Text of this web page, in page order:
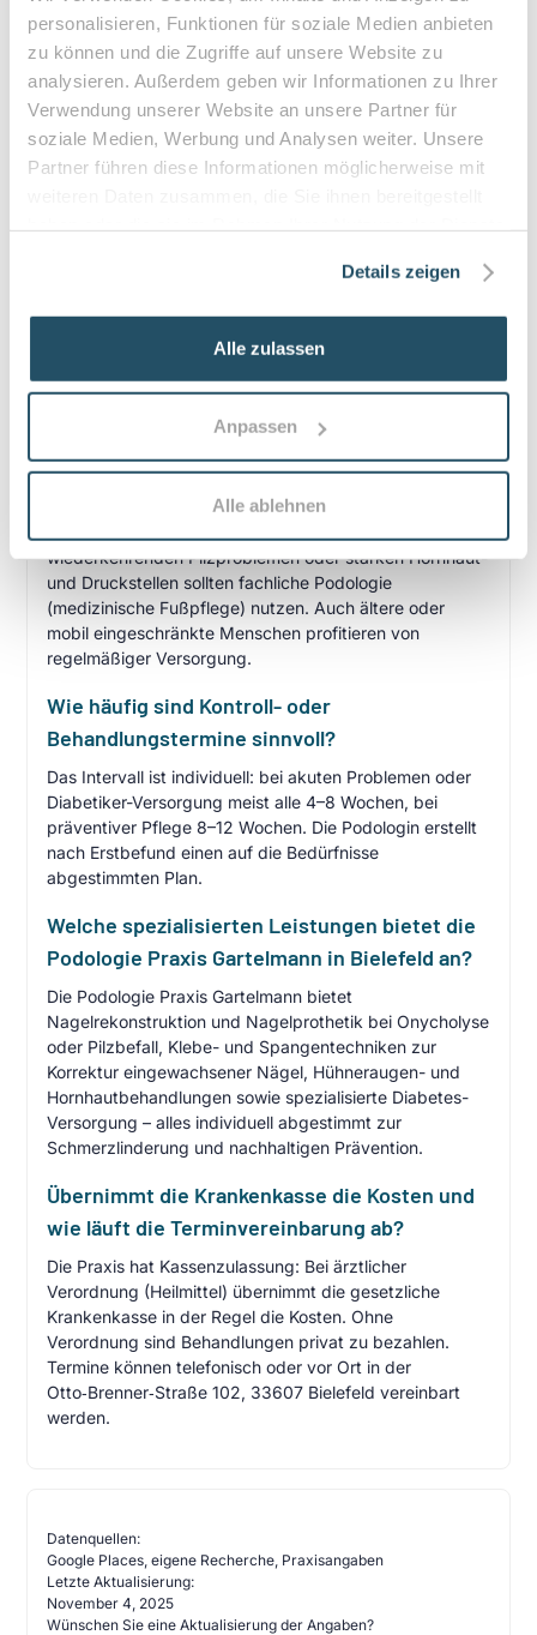
personalisieren, Funktionen für soziale Medien anbieten
zu können und die Zugriffe auf unsere Website zu
analysieren. Außerdem geben wir Informationen zu Ihrer
Verwendung unserer Website an unsere Partner für
soziale Medien, Werbung und Analysen weiter. Unsere
Partner führen diese Informationen möglicherweise mit
Details zeigen
Alle zulassen
Anpassen
Alle ablehnen
•Hausbesuche bei medizinischer Notwendigkeit
Häufige Fragen zum Praxisbesuch
Podologie (medizinische Fußpflege) ist eine
fachkundige, medizinisch orientierte Fußbehandlung zur
Vorbeugung und Behandlung von Fußproblemen wie
Nagelveränderungen, Hornhaut und Hühneraugen. Sie
Schmerzreduktion.
Wer sollte eine medizinische Fußpflege in
Anspruch nehmen?
Patient:innen mit Diabetes, Durchblutungs- oder
wiederkehrenden Pilzproblemen oder starken Hornhaut-
und Druckstellen sollten fachliche Podologie
(medizinische Fußpflege) nutzen. Auch ältere oder
mobil eingeschränkte Menschen profitieren von
regelmäßiger Versorgung.
Wie häufig sind Kontroll- oder
Behandlungstermine sinnvoll?
Das Intervall ist individuell: bei akuten Problemen oder
Diabetiker-Versorgung meist alle 4–8 Wochen, bei
präventiver Pflege 8–12 Wochen. Die Podologin erstellt
nach Erstbefund einen auf die Bedürfnisse
abgestimmten Plan.
Welche spezialisierten Leistungen bietet die
Podologie Praxis Gartelmann in Bielefeld an?
Die Podologie Praxis Gartelmann bietet
Nagelrekonstruktion und Nagelprothetik bei Onycholyse
oder Pilzbefall, Klebe- und Spangentechniken zur
Korrektur eingewachsener Nägel, Hühneraugen- und
Hornhautbehandlungen sowie spezialisierte Diabetes-
Versorgung – alles individuell abgestimmt zur
Schmerzlinderung und nachhaltigen Prävention.
Übernimmt die Krankenkasse die Kosten und
wie läuft die Terminvereinbarung ab?
Die Praxis hat Kassenzulassung: Bei ärztlicher
Verordnung (Heilmittel) übernimmt die gesetzliche
Krankenkasse in der Regel die Kosten. Ohne
Verordnung sind Behandlungen privat zu bezahlen.
Termine können telefonisch oder vor Ort in der
Otto‑Brenner‑Straße 102, 33607 Bielefeld vereinbart
werden.
Datenquellen:
Google Places, eigene Recherche, Praxisangaben
Letzte Aktualisierung:
November 4, 2025
Wünschen Sie eine Aktualisierung der Angaben?